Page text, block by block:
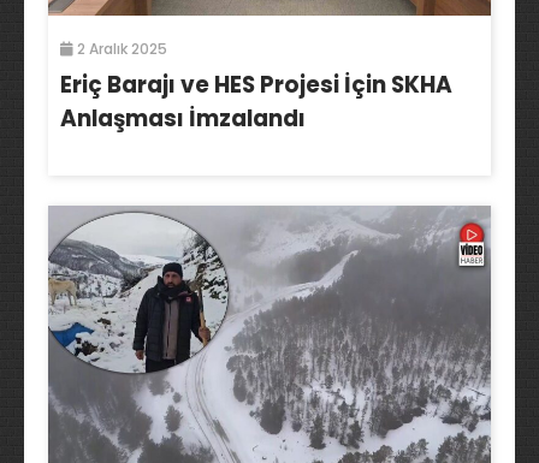
2 Aralık 2025
Eriç Barajı ve HES Projesi İçin SKHA
Anlaşması İmzalandı